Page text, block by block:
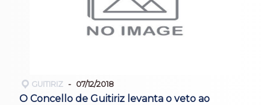
GUITIRIZ 07/12/2018
O Concello de Guitiriz levanta o veto ao